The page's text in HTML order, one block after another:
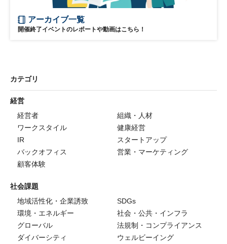
アーカイブ一覧
開催終了イベントのレポートや動画はこちら！
カテゴリ
経営
経営者
組織・人材
ワークスタイル
健康経営
IR
スタートアップ
バックオフィス
営業・マーケティング
顧客体験
社会課題
地域活性化・企業誘致
SDGs
環境・エネルギー
社会・公共・インフラ
グローバル
法規制・コンプライアンス
ダイバーシティ
ウェルビーイング